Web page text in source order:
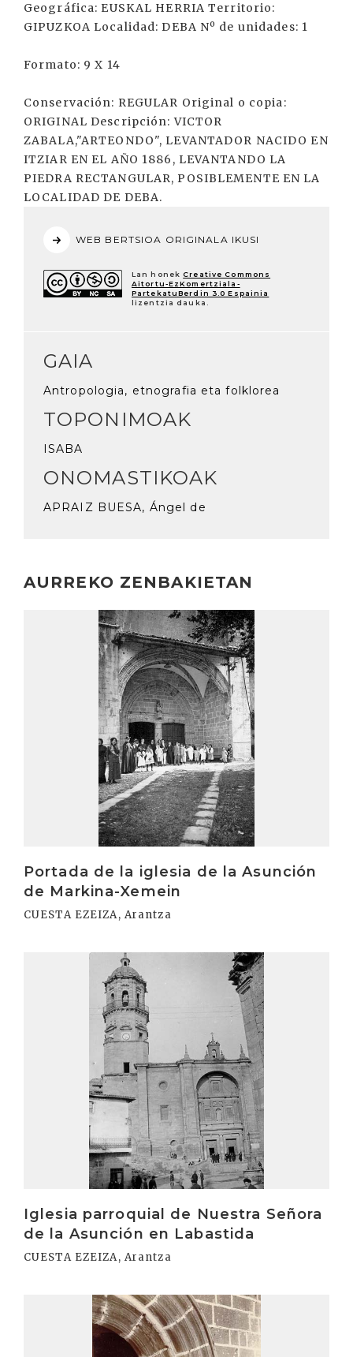
Geográfica: EUSKAL HERRIA Territorio:
GIPUZKOA Localidad: DEBA Nº de unidades: 1
Formato: 9 X 14
Conservación: REGULAR Original o copia:
ORIGINAL Descripción: VICTOR
ZABALA,"ARTEONDO", LEVANTADOR NACIDO EN
ITZIAR EN EL AÑO 1886, LEVANTANDO LA
PIEDRA RECTANGULAR, POSIBLEMENTE EN LA
LOCALIDAD DE DEBA.
WEB BERTSIOA ORIGINALA IKUSI
Lan honek Creative Commons
Aitortu-EzKomertziala-
PartekatuBerdin 3.0 Espainia
lizentzia dauka.
GAIA
Antropologia, etnografia eta folklorea
TOPONIMOAK
ISABA
ONOMASTIKOAK
APRAIZ BUESA, Ángel de
AURREKO ZENBAKIETAN
Portada de la iglesia de la Asunción
de Markina-Xemein
CUESTA EZEIZA, Arantza
Iglesia parroquial de Nuestra Señora
de la Asunción en Labastida
CUESTA EZEIZA, Arantza